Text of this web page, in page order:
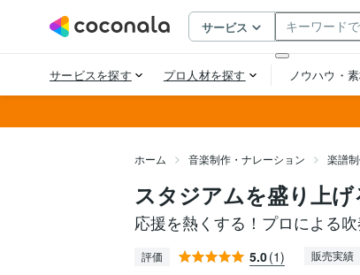
ホーム 音楽制作・ナレーション 楽譜
スタジアムを盛り上
応援を熱くする！プロによる
評価 5.0(1) 販売実績